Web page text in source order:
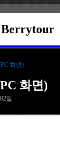
Berrytour
화면)
화면)
일